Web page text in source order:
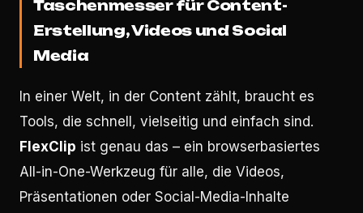
Taschenmesser für Content-
Erstellung, Videos und Social
Media
In einer Welt, in der Content zählt, braucht es
Tools, die schnell, vielseitig und einfach sind.
FlexClip ist genau das – ein browserbasiertes
All-in-One-Werkzeug für alle, die Videos,
Präsentationen oder Social-Media-Inhalte